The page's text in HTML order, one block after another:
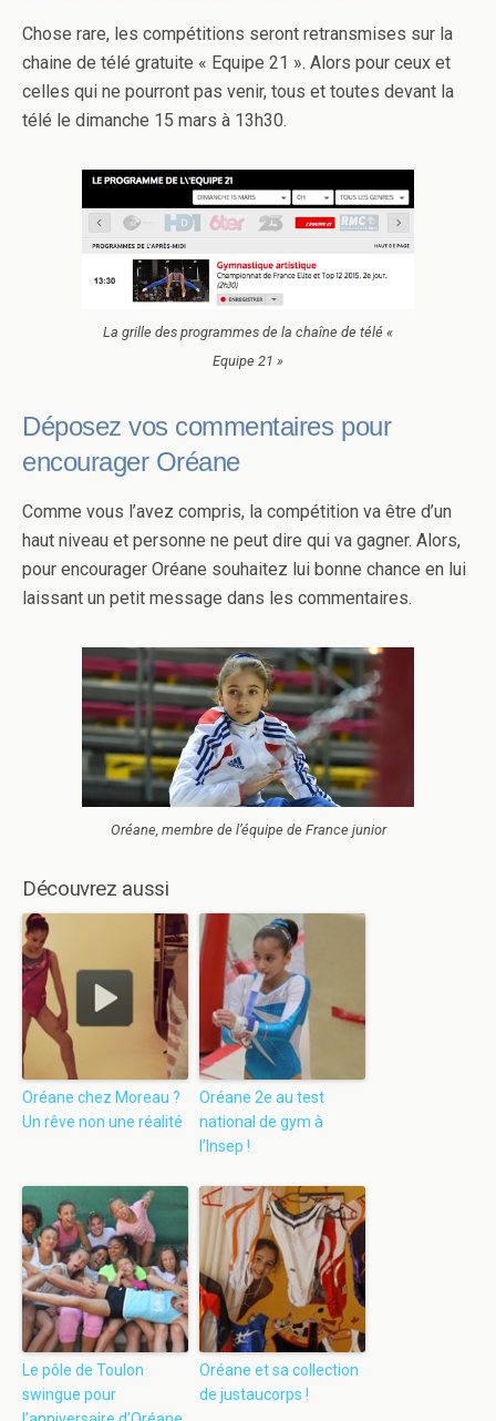
Chose rare, les compétitions seront retransmises sur la
chaine de télé gratuite « Equipe 21 ». Alors pour ceux et
celles qui ne pourront pas venir, tous et toutes devant la
télé le dimanche 15 mars à 13h30.
La grille des programmes de la chaîne de télé «
Equipe 21 »
Déposez vos commentaires pour
encourager Oréane
Comme vous l’avez compris, la compétition va être d’un
haut niveau et personne ne peut dire qui va gagner. Alors,
pour encourager Oréane souhaitez lui bonne chance en lui
laissant un petit message dans les commentaires.
Oréane, membre de l’équipe de France junior
Découvrez aussi
Oréane chez Moreau ?
Un rêve non une réalité
Oréane 2e au test
national de gym à
l’Insep !
Le pôle de Toulon
swingue pour
Oréane et sa collection
de justaucorps !